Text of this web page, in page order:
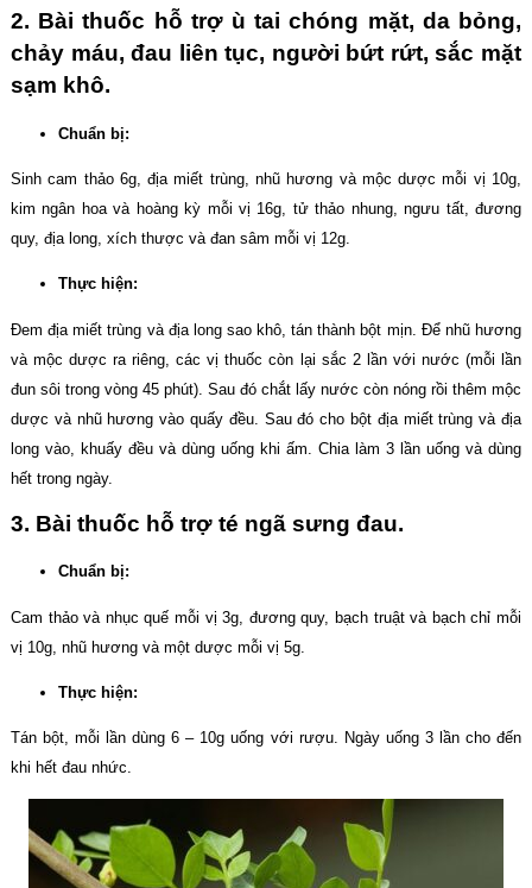
2. Bài thuốc hỗ trợ ù tai chóng mặt, da bỏng,
chảy máu, đau liên tục, người bứt rứt, sắc mặt
sạm khô.
Chuẩn bị:
Sinh cam thảo 6g, địa miết trùng, nhũ hương và mộc dược mỗi vị 10g,
kim ngân hoa và hoàng kỳ mỗi vị 16g, tử thảo nhung, ngưu tất, đương
quy, địa long, xích thược và đan sâm mỗi vị 12g.
Thực hiện:
Đem địa miết trùng và địa long sao khô, tán thành bột mịn. Để nhũ hương
và mộc dược ra riêng, các vị thuốc còn lại sắc 2 lần với nước (mỗi lần
đun sôi trong vòng 45 phút). Sau đó chắt lấy nước còn nóng rồi thêm mộc
dược và nhũ hương vào quấy đều. Sau đó cho bột địa miết trùng và địa
long vào, khuấy đều và dùng uống khi ấm. Chia làm 3 lần uống và dùng
hết trong ngày.
3. Bài thuốc hỗ trợ té ngã sưng đau.
Chuẩn bị:
Cam thảo và nhục quế mỗi vị 3g, đương quy, bạch truật và bạch chỉ mỗi
vị 10g, nhũ hương và một dược mỗi vị 5g.
Thực hiện:
Tán bột, mỗi lần dùng 6 – 10g uống với rượu. Ngày uống 3 lần cho đến
khi hết đau nhức.